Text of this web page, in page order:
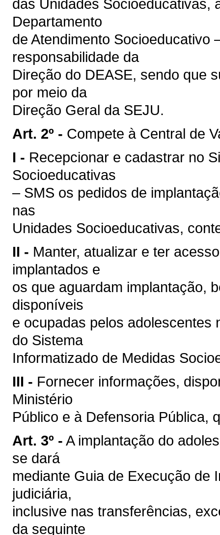
das Unidades Socioeducativas,
Departamento
de Atendimento Socioeducativo
responsabilidade da
Direção do DEASE, sendo que
por meio da
Direção Geral da SEJU.
Art. 2º - Compete à Central de
I - Recepcionar e cadastrar no
Socioeducativas
– SMS os pedidos de
nas
Unidades Socioeducativas,
II - Manter, atualizar e ter
implantados e
os que aguardam implantação,
disponíveis
e ocupadas pelos adolescentes
do Sistema
Informatizado de Medidas
III - Fornecer informações,
Ministério
Público e à Defensoria Pública,
Art. 3º - A implantação do
se dará
mediante Guia de Execução de
judiciária,
inclusive nas transferências,
da seguinte